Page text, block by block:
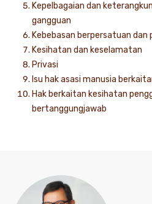
Kepelbagaian dan
gangguan
Kebebasan berpersatuan
Kesihatan dan keselamatan
Privasi
Isu hak asasi manusia
Hak berkaitan kesihatan
bertanggungjawab